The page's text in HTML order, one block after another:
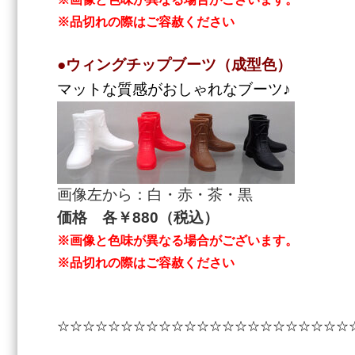
※品切れの際はご容赦ください
●ウィングチップブーツ（成型色）
マットな質感がおしゃれなブーツ♪
画像左から：白・赤・茶・黒
価格 各￥880（税込）
※画像と色味が異なる場合がございます。
※品切れの際はご容赦ください